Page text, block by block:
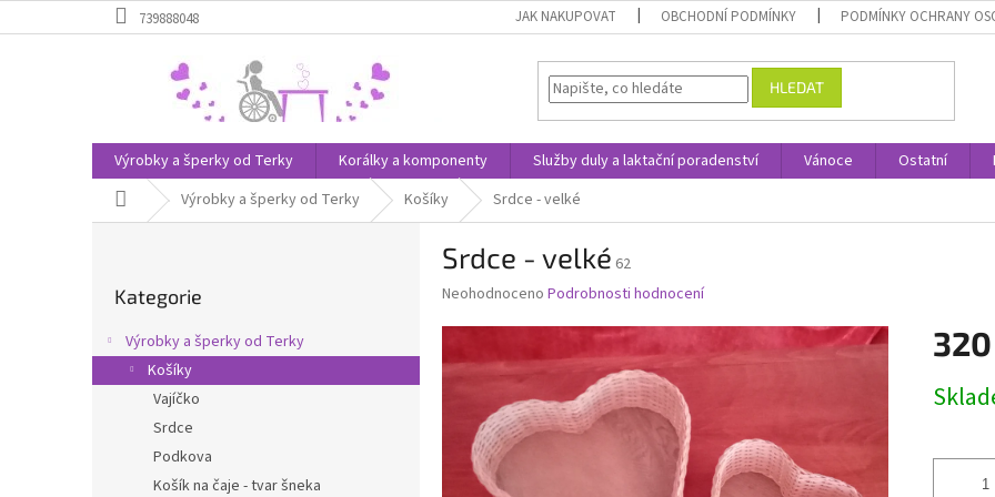
na
739888048 JAK NAKUPOVAT OBCHODNÍ PODMÍNKY PODMÍNKY OCHRANY
HLEDAT
Výrobky a šperky od Terky Korálky a komponenty Služby duly a laktační poradenství Vánoce Ostatní
Domů Výrobky a šperky od Terky Košíky Srdce - velké
a
n
kategorie
Kategorie
Výrobky a šperky od Terky
Košíky
Vajíčko
Srdce
Podkova
Košík na čaje - tvar šneka
Srdce - velké 62
Průměrné
0,0
hvězdiček.
Neohodnoceno Podrobnosti hodnocení
cena: